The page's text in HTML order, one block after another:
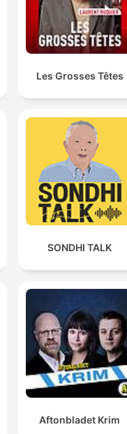
Les Grosses Têtes
SONDHI TALK
Aftonbladet Krim